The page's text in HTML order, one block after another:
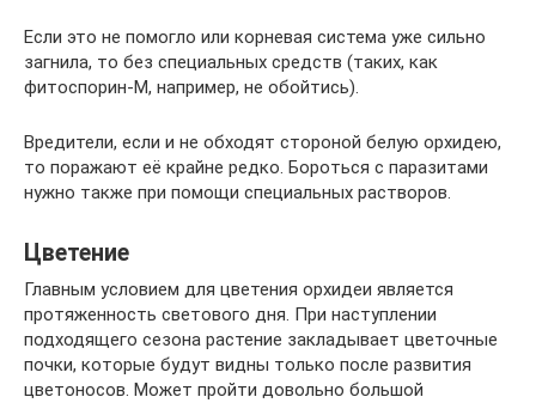
Если это не помогло или корневая система уже сильно
загнила, то без специальных средств (таких, как
фитоспорин-М, например, не обойтись).
Вредители, если и не обходят стороной белую орхидею,
то поражают её крайне редко. Бороться с паразитами
нужно также при помощи специальных растворов.
Цветение
Главным условием для цветения орхидеи является
протяженность светового дня. При наступлении
подходящего сезона растение закладывает цветочные
почки, которые будут видны только после развития
цветоносов. Может пройти довольно большой